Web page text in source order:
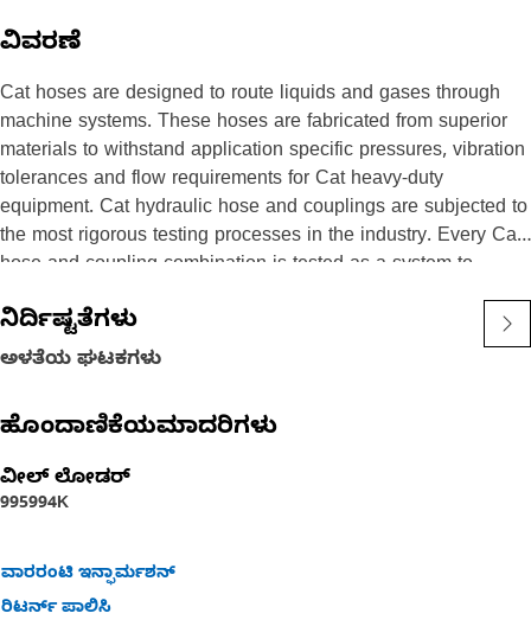
ವಿವರಣೆ
Cat hoses are designed to route liquids and gases through
machine systems. These hoses are fabricated from superior
materials to withstand application specific pressures, vibration
tolerances and flow requirements for Cat heavy-duty
equipment. Cat hydraulic hose and couplings are subjected to
the most rigorous testing processes in the industry. Every Cat
hose and coupling combination is tested as a system to
dependability.
The construction of the hose is made from special high
wire braid reinforcement. The outer cover is oil, weather, and
abrasion resistant synthetic
rubber.
ನಿರ್ದಿಷ್ಟತೆಗಳು
ಅಳತೆಯ ಘಟಕಗಳು
ಹೊಂದಾಣಿಕೆಯಮಾದರಿಗಳು
ವೀಲ್ ಲೋಡರ್
995994K
ವಾರರಂಟಿ ಇನ್ಫಾರ್ಮಶನ್
ರಿಟರ್ನ್ ಪಾಲಿಸಿ